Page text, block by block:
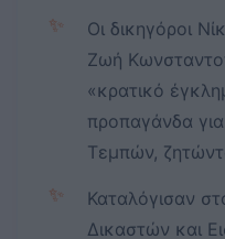
✨
Οι δικηγόροι
Ζωή
«κρατικό
προπαγάνδα
Τεμπών,
✨
Καταλόγισαν
Δικαστών και